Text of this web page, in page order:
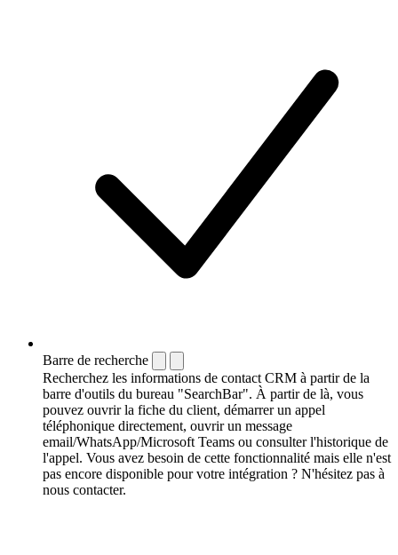
Barre de recherche
Recherchez les informations de contact CRM à partir de la
barre d'outils du bureau "SearchBar". À partir de là, vous
pouvez ouvrir la fiche du client, démarrer un appel
téléphonique directement, ouvrir un message
email/WhatsApp/Microsoft Teams ou consulter l'historique de
l'appel. Vous avez besoin de cette fonctionnalité mais elle n'est
pas encore disponible pour votre intégration ? N'hésitez pas à
nous contacter.